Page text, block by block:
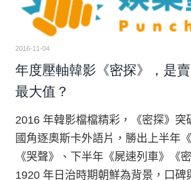
2016-11-04
年度壓軸韓影《密探》，是
最大值？
2016 年韓影檔檔精彩，《密探》突
國角逐奧斯卡外語片，勝出上半年
《哭聲》、下半年《屍速列車》《
1920 年日治時期朝鮮為背景，口碑